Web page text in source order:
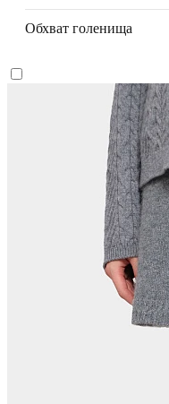
Обхват голенища